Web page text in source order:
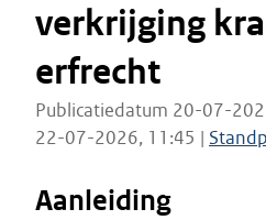
verkrijging
erfrecht
Publicatiedatum 20-07-
22-07-2026, 11:45 |
Aanleiding